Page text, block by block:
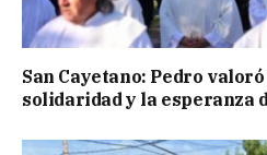
San Cayetano: Pedro
solidaridad y la esperanza